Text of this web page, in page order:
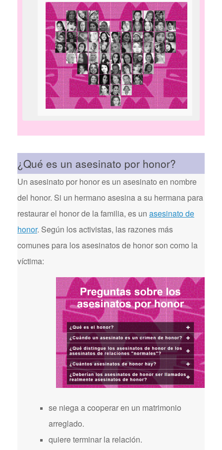
¿Qué es un asesinato por honor?
Un asesinato por honor es un asesinato en nombre
del honor. Si un hermano asesina a su hermana para
restaurar el honor de la familia, es un asesinato de
honor. Según los activistas, las razones más
comunes para los asesinatos de honor son como la
víctima:
se niega a cooperar en un matrimonio
arreglado.
quiere terminar la relación.